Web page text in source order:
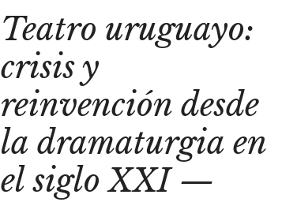
Teatro uruguayo:
crisis y
reinvención desde
la dramaturgia en
el siglo XXI—